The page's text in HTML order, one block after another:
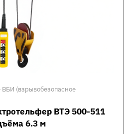
(взрывобезопасное
ВТЭ 500-511
6.3 м